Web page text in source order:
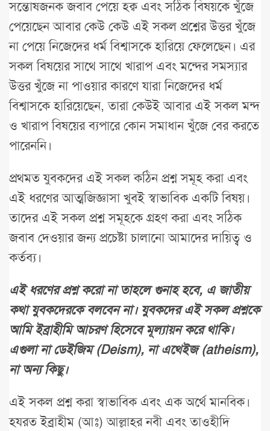
সন্তোষজনক জবাব পেয়ে হক্ব এবং সঠিক বিষয়কে খুঁজে
পেয়েছেন আবার কেউ কেউ এই সকল প্রশ্নের উত্তর খুঁজে
না পেয়ে নিজেদের ধর্ম বিশ্বাসকে হারিয়ে ফেলেছেন। এর
সকল বিষয়ের সাথে সাথে খারাপ এবং মন্দের সমস্যার
উত্তর খুঁজে না পাওয়ার কারণে যারা নিজেদের ধর্ম
বিশ্বাসকে হারিয়েছেন, তারা কেউই আবার এই সকল মন্দ
ও খারাপ বিষয়ের ব্যপারে কোন সমাধান খুঁজে বের করতে
পারেননি।
প্রথমত যুবকদের এই সকল কঠিন প্রশ্ন সমূহ করা এবং
এই ধরণের আত্মজিজ্ঞাসা খুবই স্বাভাবিক একটি বিষয়।
তাদের এই সকল প্রশ্ন সমূহকে গ্রহণ করা এবং সঠিক
জবাব দেওয়ার জন্য প্রচেষ্টা চালানো আমাদের দায়িত্ব ও
কর্তব্য।
এই ধরণের প্রশ্ন করো না তাহলে গুনাহ হবে, এ জাতীয়
কথা যুবকদেরকে বলবেন না। যুবকদের এই সকল প্রশ্নকে
আমি ইব্রাহীমি আচরণ হিসেবে মূল্যায়ন করে থাকি।
এগুলা না ডেইজিম (Deism), না এথেইজ (atheism),
না অন্য কিছু।
এই সকল প্রশ্ন করা স্বাভাবিক এবং এক অর্থে মানবিক।
হযরত ইব্রাহীম (আঃ) আল্লাহর নবী এবং তাওহীদি